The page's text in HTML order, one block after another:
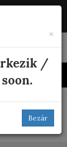
HU
×
/
Bezár